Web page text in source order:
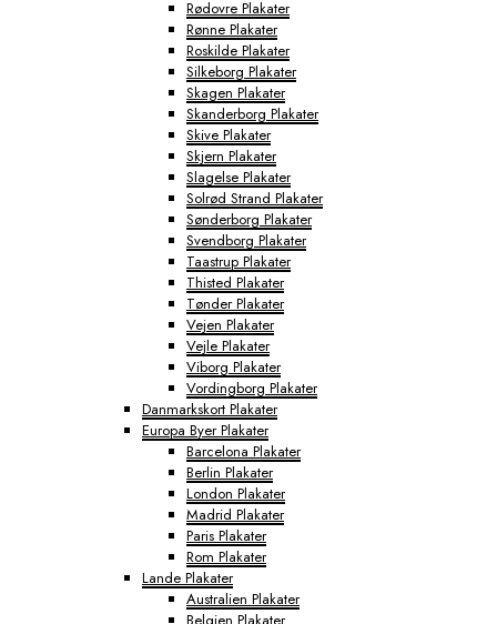
Rødovre Plakater
Rønne Plakater
Roskilde Plakater
Silkeborg Plakater
Skagen Plakater
Skanderborg Plakater
Skive Plakater
Skjern Plakater
Slagelse Plakater
Solrød Strand Plakater
Sønderborg Plakater
Svendborg Plakater
Taastrup Plakater
Thisted Plakater
Tønder Plakater
Vejen Plakater
Vejle Plakater
Viborg Plakater
Vordingborg Plakater
Danmarkskort Plakater
Europa Byer Plakater
Barcelona Plakater
Berlin Plakater
London Plakater
Madrid Plakater
Paris Plakater
Rom Plakater
Lande Plakater
Australien Plakater